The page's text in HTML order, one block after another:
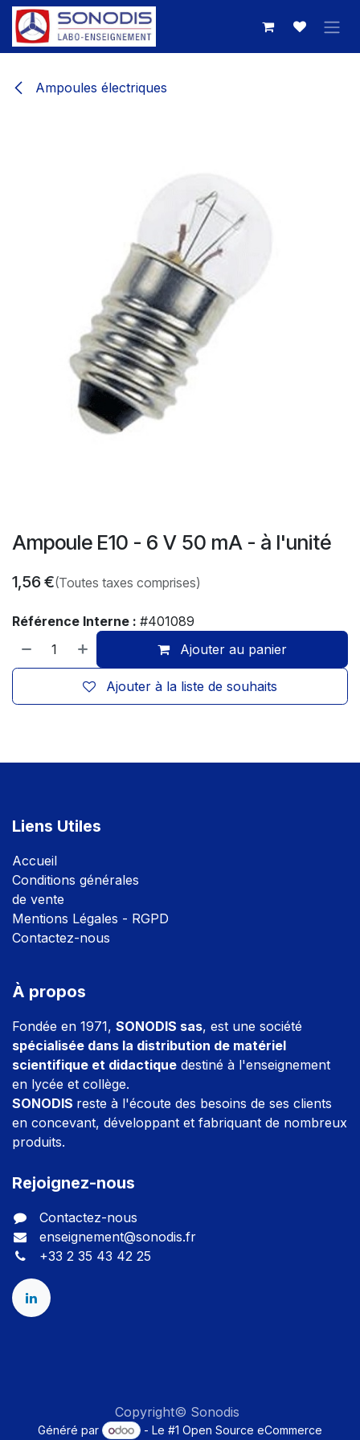
Se rendre au contenu
Ampoules électriques
Ampoule E10 - 6 V 50 mA - à l'unité
1,56 €(Toutes taxes comprises)
Référence Interne : #401089
Ajouter au panier
Ajouter à la liste de souhaits
Liens Utiles
Accueil
Conditions générales
de vente
Mentions Légales - RGPD
Contactez-nous
À propos
Fondée en 1971, SONODIS sas, est une société
spécialisée dans la distribution de matériel
scientifique et didactique destiné à l'enseignement
en lycée et collège.
SONODIS reste à l'écoute des besoins de ses clients
en concevant, développant et fabriquant de nombreux
produits.
Rejoignez-nous
Contactez-nous
enseignement@sonodis.fr
+33 2 35 43 42 25
Copyright© Sonodis
Généré par - Le #1Open Source eCommerce